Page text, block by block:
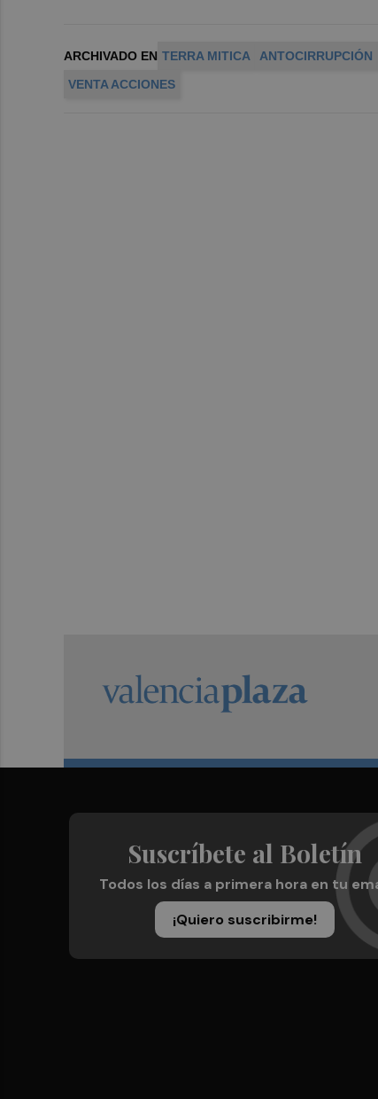
ARCHIVADO EN TERRA MITICA ANTOCIRRUPCIÓN
VENTA ACCIONES
Suscríbete al Boletín
Todos los días a primera hora en tu
¡Quiero suscribirme!